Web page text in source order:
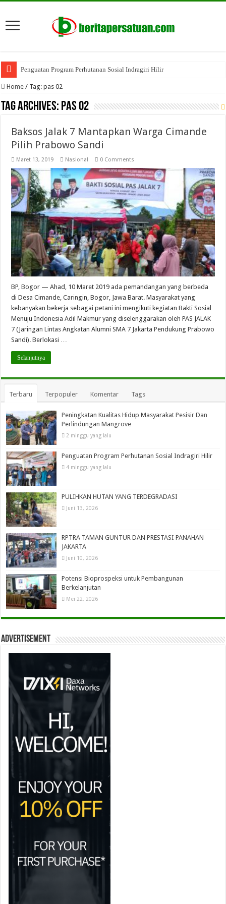
Penguatan Program Perhutanan Sosial Indragiri Hilir
Home / Tag:pas 02
Tag Archives: pas 02
Baksos Jalak 7 Mantapkan Warga Cimande
Pilih Prabowo Sandi
Maret 13, 2019 Nasional 0 Comments
BP, Bogor — Ahad, 10 Maret 2019 ada pemandangan yang berbeda
di Desa Cimande, Caringin, Bogor, Jawa Barat. Masyarakat yang
kebanyakan bekerja sebagai petani ini mengikuti kegiatan Bakti Sosial
Menuju Indonesia Adil Makmur yang diselenggarakan oleh PAS JALAK
7 (Jaringan Lintas Angkatan Alumni SMA 7 Jakarta Pendukung Prabowo
Sandi). Berlokasi …
Selanjutnya
Terbaru Terpopuler Komentar Tags
Peningkatan Kualitas Hidup Masyarakat Pesisir Dan
Perlindungan Mangrove
2 minggu yang lalu
Penguatan Program Perhutanan Sosial Indragiri Hilir
4 minggu yang lalu
PULIHKAN HUTAN YANG TERDEGRADASI
Juni 13, 2026
RPTRA TAMAN GUNTUR DAN PRESTASI PANAHAN
JAKARTA
Juni 10, 2026
Potensi Bioprospeksi untuk Pembangunan
Berkelanjutan
Mei 22, 2026
Advertisement